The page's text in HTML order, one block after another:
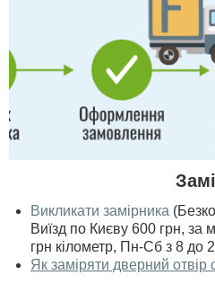
Викликати замірника
Виїзд по Києву 600 грн, за
грн кілометр, Пн-Сб з 8 до
Як заміряти дверний отвір